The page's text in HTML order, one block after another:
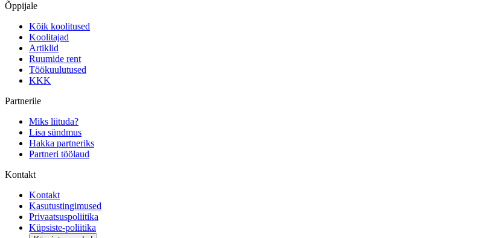
Õppijale
Kõik koolitused
Koolitajad
Artiklid
Ruumide rent
Töökuulutused
KKK
Partnerile
Miks liituda?
Lisa sündmus
Hakka partneriks
Partneri töölaud
Kontakt
Kontakt
Kasutustingimused
Privaatsuspoliitika
Küpsiste-poliitika